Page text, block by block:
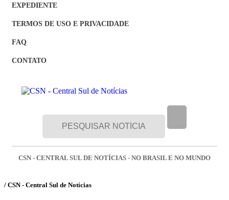
EXPEDIENTE
TERMOS DE USO E PRIVACIDADE
FAQ
CONTATO
CSN - CENTRAL SUL DE NOTÍCIAS - NO BRASIL E NO MUNDO
/ CSN - Central Sul de Notícias